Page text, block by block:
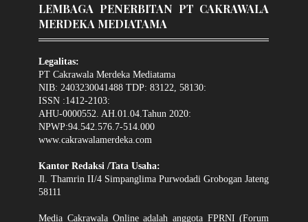
LEMBAGA PENERBITAN PT CAKRAWALA
MERDEKA MEDIATAMA
Legalitas:
PT Cakrawala Merdeka Mediatama
NIB: 2403230041488 TDP: 83122, 58130:
ISSN :1412-2103:
AHU-0000552. AH.01.04.Tahun 2020:
NPWP:94.542.576.7-514.000
www.cakrawalamerdeka.com
Kantor Redaksi /Tata Usaha:
Jl. Thamrin II/4 Simpanglima Purwodadi Grobogan Jateng
58111
Media Cakrawala Online adalah anggota FPRNI (Forum